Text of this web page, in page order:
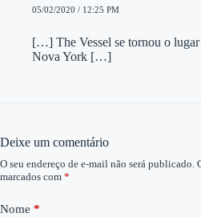
05/02/2020 / 12:25 PM
[…] The Vessel se tornou o lugar
Nova York […]
Deixe um comentário
O seu endereço de e-mail não será publicado.
marcados com *
Nome *